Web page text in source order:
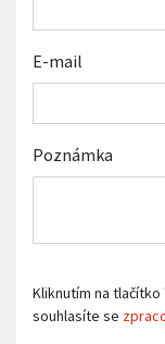
E-mail
Poznámka
Kliknutím na
souhlasíte se